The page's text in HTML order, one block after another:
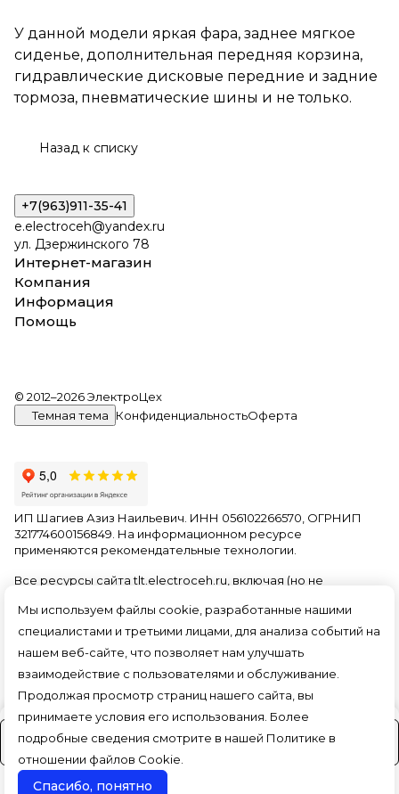
У данной модели яркая фара, заднее мягкое
сиденье, дополнительная передняя корзина,
гидравлические дисковые передние и задние
тормоза, пневматические шины и не только.
Назад к списку
Мы используем файлы cookie, разработанные нашими
специалистами и третьими лицами, для анализа событий на
нашем веб-сайте, что позволяет нам улучшать
взаимодействие с пользователями и обслуживание.
Продолжая просмотр страниц нашего сайта, вы
принимаете условия его использования. Более
подробные сведения смотрите в нашей Политике в
отношении файлов Cookie
Спасибо, понятно
На заказ (3-4 дня)
+7(963)911-35-41
e.electroceh@yandex.ru
ул. Дзержинского 78
Интернет-магазин
Компания
Информация
Помощь
© 2012–2026 ЭлектроЦех
Темная тема
КонфиденциальностьОферта
ИП Шагиев Азиз Наильевич. ИНН 056102266570, ОГРНИП
321774600156849. На информационном ресурсе
применяются рекомендательные технологии
Все ресурсы сайта tlt.electroceh.ru, включая (но не
и видео информацию, структуру, дизайн и оформление
страниц, доменное имя, фирменное наименование
являются объектами авторского права и прав на
интеллектуальную собственность, защищены российским
законодательством и международными соглашениями об
охране авторских прав.Читать далее